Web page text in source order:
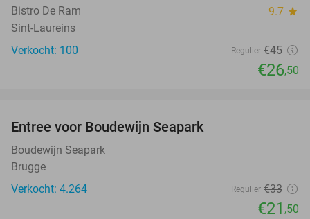
Bistro De Ram 9.7 star
Sint-Laureins
Verkocht: 100
Regulier €45
€26,50
Entree voor Boudewijn Seapark
Boudewijn Seapark
Brugge
Verkocht: 4.264
Regulier €33
€21 ,50